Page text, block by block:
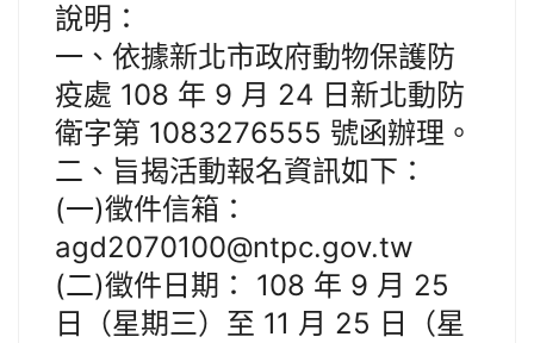
說明：
一、依據新北市政府動物保護防
疫處 108 年 9 月 24 日新北動防
衛字第 1083276555 號函辦理。
二、旨揭活動報名資訊如下：
(一)徵件信箱：
agd2070100@ntpc.gov.tw
(二)徵件日期： 108 年 9 月 25
日（星期三）至 11 月 25 日（星